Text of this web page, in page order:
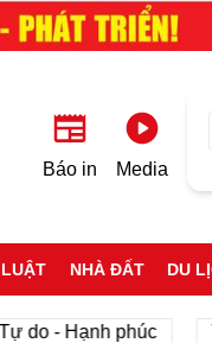
Báo in Media
NHÀ ĐẤT DU
Hạnh phúc Tôi